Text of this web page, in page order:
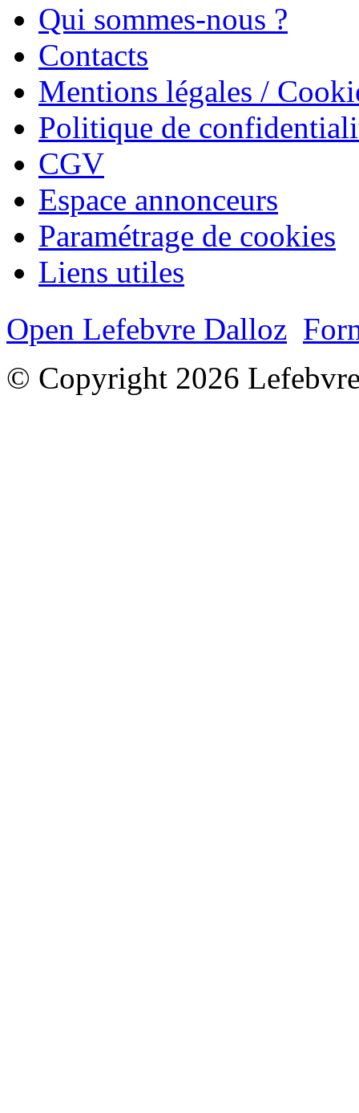
Qui sommes-nous ?
Contacts
Mentions légales /
Politique de
CGV
Espace annonceurs
Paramétrage de cookies
Liens utiles
Open Lefebvre Dalloz
© Copyright 2026